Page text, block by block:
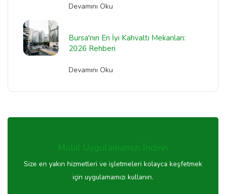
Devamını Oku
Bursa'nın En İyi Kahvaltı Mekanları:
2026 Rehberi
Devamını Oku
Mobil Uygulamamızı İndirin
Size en yakın hizmetleri ve işletmeleri kolayca keşfetmek
için uygulamamızı kullanın.